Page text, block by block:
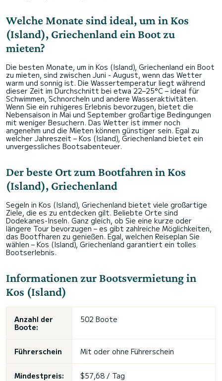
Welche Monate sind ideal, um in Kos
(Island), Griechenland ein Boot zu
mieten?
Die besten Monate, um in Kos (Island), Griechenland ein Boot
zu mieten, sind zwischen Juni - August, wenn das Wetter
warm und sonnig ist. Die Wassertemperatur liegt während
dieser Zeit im Durchschnitt bei etwa 22–25°C – ideal für
Schwimmen, Schnorcheln und andere Wasseraktivitäten.
Wenn Sie ein ruhigeres Erlebnis bevorzugen, bietet die
Nebensaison in Mai und September großartige Bedingungen
mit weniger Besuchern. Das Wetter ist immer noch
angenehm und die Mieten können günstiger sein. Egal zu
welcher Jahreszeit – Kos (Island), Griechenland bietet ein
unvergessliches Bootsabenteuer.
Der beste Ort zum Bootfahren in Kos
(Island), Griechenland
Segeln in Kos (Island), Griechenland bietet viele großartige
Ziele, die es zu entdecken gilt. Beliebte Orte sind
Dodekanes-Inseln. Ganz gleich, ob Sie eine kurze oder
längere Tour bevorzugen – es gibt zahlreiche Möglichkeiten,
das Bootfharen zu genießen. Egal, welchen Reiseplan Sie
wählen – Kos (Island), Griechenland garantiert ein tolles
Bootserlebnis.
Informationen zur Bootsvermietung in
Kos (Island)
Anzahl der
Boote:
502 Boote
Führerschein Mit oder ohne Führerschein
Mindestpreis: $57,68 / Tag